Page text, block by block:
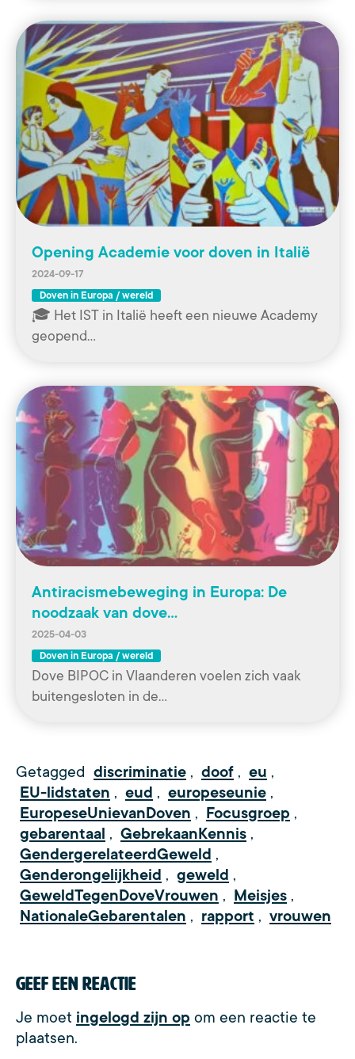
Opening Academie voor doven in Italië
2024-09-17
Doven in Europa / wereld
🎓 Het IST in Italië heeft een nieuwe Academy
geopend…
Antiracismebeweging in Europa: De
noodzaak van dove…
2025-04-03
Doven in Europa / wereld
Dove BIPOC in Vlaanderen voelen zich vaak
buitengesloten in de…
Getagged discriminatie , doof , eu ,
EU-lidstaten , eud , europeseunie ,
EuropeseUnievanDoven , Focusgroep ,
gebarentaal , GebrekaanKennis ,
GendergerelateerdGeweld ,
Genderongelijkheid , geweld ,
GeweldTegenDoveVrouwen , Meisjes ,
NationaleGebarentalen , rapport , vrouwen
Geef een reactie
Je moet ingelogd zijn op om een reactie te
plaatsen.